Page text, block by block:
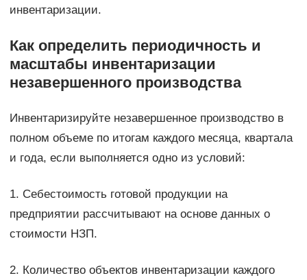
инвентаризации.
Как определить периодичность и
масштабы инвентаризации
незавершенного производства
Инвентаризируйте незавершенное производство в
полном объеме по итогам каждого месяца, квартала
и года, если выполняется одно из условий:
1. Себестоимость готовой продукции на
предприятии рассчитывают на основе данных о
стоимости НЗП.
2. Количество объектов инвентаризации каждого